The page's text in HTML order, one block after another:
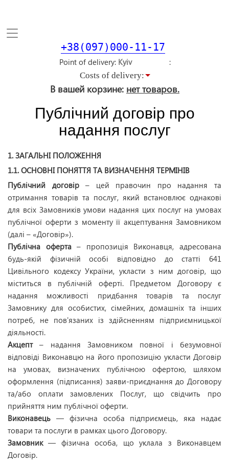
Toggle
+38(097)000-11-17
Point of delivery
Costs of delivery:
В вашей корзине: нет товаров.
Публічний договір про
надання послуг
1. ЗАГАЛЬНІ ПОЛОЖЕННЯ
1.1. ОСНОВНІ ПОНЯТТЯ ТА ВИЗНАЧЕННЯ ТЕРМІНІВ
Публічний договір– цей правочин про надання та
отримання товарів та послуг, який встановлює однакові
для всіх Замовників умови надання цих послуг на умовах
публічної оферти з моменту її акцептування Замовником
(далі – «Договір»).
Публічна оферта– пропозиція Виконавця, адресована
будь-якій фізичній особі відповідно до статті 641
Цивільного кодексу України, укласти з ним договір, що
міститься в публічній оферті. Предметом Договору є
надання можливості придбання товарів та послуг
Замовнику для особистих, сімейних, домашніх та інших
потреб, не пов'язаних із здійсненням підприємницької
діяльності.
Акцепт– надання Замовником повної і безумовної
відповіді Виконавцю на його пропозицію укласти Договір
на умовах, визначених публічною офертою, шляхом
оформлення (підписання) заяви-приєднання до Договору
та/або оплати замовлених Послуг, що свідчить про
прийняття ним публічної оферти.
Виконавець — фізична особа підприємець, яка надає
товари та послуги в рамках цього Договору.
Замовник— фізична особа, що уклала з Виконавцем
Договір.